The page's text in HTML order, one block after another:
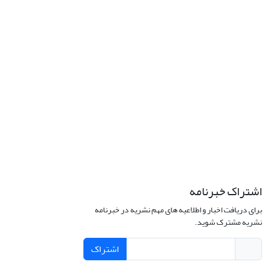
اشتراک خبرنامه
برای دریافت اخبار و اطلاعیه های مهم نشریه در خبرنامه
نشریه مشترک شوید.
اشتراک